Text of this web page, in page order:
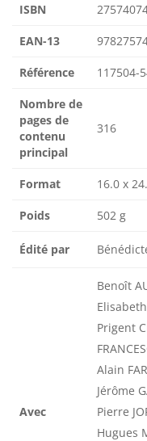
ISBN
EAN-13
Référence 117504-
Nombre de
pages de
contenu
principal
316
Format 16.0 x
Poids 502 g
Édité par
Avec
Benoît
Elisabeth
Prigent
Alain
Jérôme
Pierre
Hugues